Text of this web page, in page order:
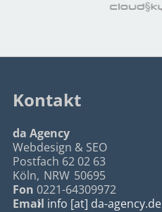
Kontakt
da Agency
Webdesign & SEO
Postfach 62 02 63
Köln, NRW 50695
Fon 0221-64309972
Email info [at] da-agency.de